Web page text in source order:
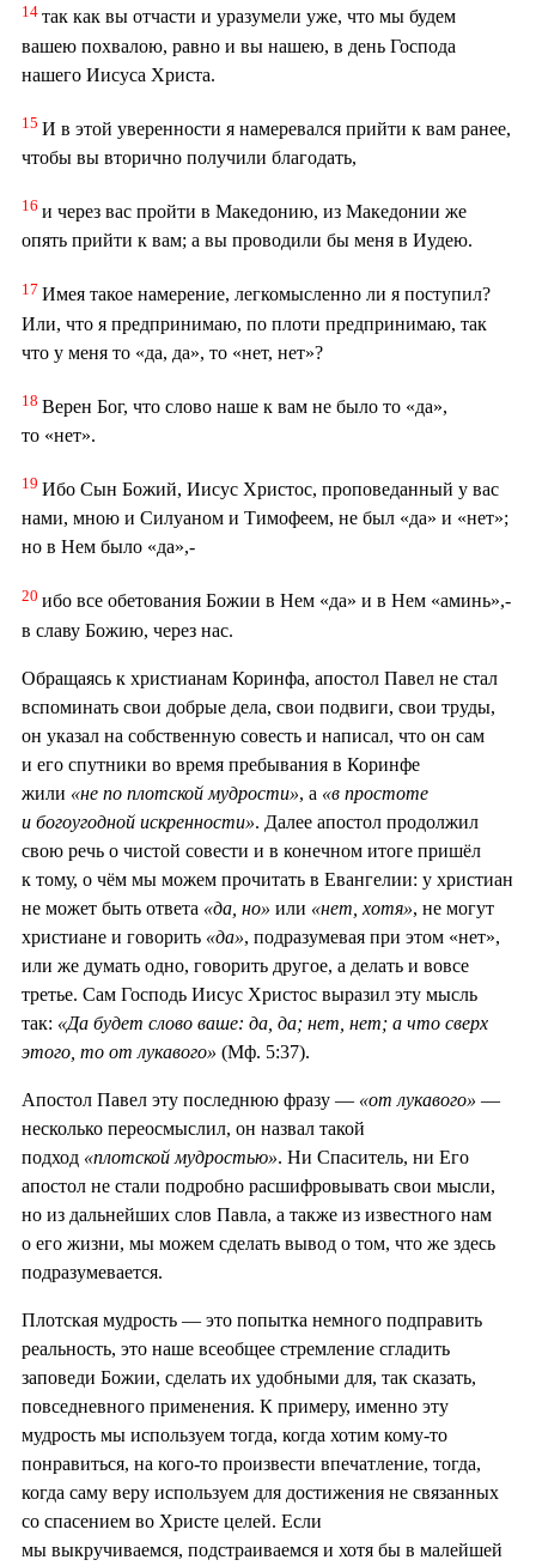
14 так как вы отчасти и уразумели уже, что мы будем
вашею похвалою, равно и вы нашею, в день Господа
нашего Иисуса Христа.
15 И в этой уверенности я намеревался прийти к вам ранее,
чтобы вы вторично получили благодать,
16 и через вас пройти в Македонию, из Македонии же
опять прийти к вам; а вы проводили бы меня в Иудею.
17 Имея такое намерение, легкомысленно ли я поступил?
Или, что я предпринимаю, по плоти предпринимаю, так
что у меня то «да, да», то «нет, нет»?
18 Верен Бог, что слово наше к вам не было то «да»,
то «нет».
19 Ибо Сын Божий, Иисус Христос, проповеданный у вас
нами, мною и Силуаном и Тимофеем, не был «да» и «нет»;
но в Нем было «да»,-
20 ибо все обетования Божии в Нем «да» и в Нем «аминь»,-
в славу Божию, через нас.
Обращаясь к христианам Коринфа, апостол Павел не стал
вспоминать свои добрые дела, свои подвиги, свои труды,
он указал на собственную совесть и написал, что он сам
и его спутники во время пребывания в Коринфе
жили «не по плотской мудрости», а «в простоте
и богоугодной искренности». Далее апостол продолжил
свою речь о чистой совести и в конечном итоге пришёл
к тому, о чём мы можем прочитать в Евангелии: у христиан
не может быть ответа «да, но» или «нет, хотя», не могут
христиане и говорить «да», подразумевая при этом «нет»,
или же думать одно, говорить другое, а делать и вовсе
третье. Сам Господь Иисус Христос выразил эту мысль
так: «Да будет слово ваше: да, да; нет, нет; а что сверх
этого, то от лукавого» (Мф. 5:37).
Апостол Павел эту последнюю фразу — «от лукавого» —
несколько переосмыслил, он назвал такой
подход «плотской мудростью». Ни Спаситель, ни Его
апостол не стали подробно расшифровывать свои мысли,
но из дальнейших слов Павла, а также из известного нам
о его жизни, мы можем сделать вывод о том, что же здесь
подразумевается.
Плотская мудрость — это попытка немного подправить
реальность, это наше всеобщее стремление сгладить
заповеди Божии, сделать их удобными для, так сказать,
повседневного применения. К примеру, именно эту
мудрость мы используем тогда, когда хотим кому-то
понравиться, на кого-то произвести впечатление, тогда,
когда саму веру используем для достижения не связанных
со спасением во Христе целей. Если
мы выкручиваемся, подстраиваемся и хотя бы в малейшей